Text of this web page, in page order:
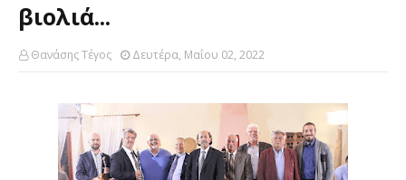
βιολιά...
Θανάσης Τέγος Δευτέρα, Μαΐου 02, 2022